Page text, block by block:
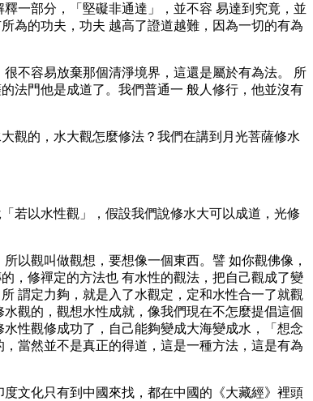
一部分，「堅礙非通達」，並不容 易達到究竟，並
為的功夫，功夫 越高了證道越難，因為一切的有為
不容易放棄那個清淨境界，這還是屬於有為法。 所
法門他是成道了。我們普通一 般人修行，他並沒有
觀的，水大觀怎麼修法？我們在講到月光菩薩修水
若以水性觀」，假設我們說修水大可以成道，光修
以觀叫做觀想，要想像一個東西。譬 如你觀佛像，
，修禪定的方法也 有水性的觀法，把自己觀成了變
謂定力夠，就是入了水觀定，定和水性合一了就觀
觀的，觀想水性成就，像我們現在不怎麼提倡這個
性觀修成功了，自己能夠變成大海變成水，「想念
當然並不是真正的得道，這是一種方法，這是有為
文化只有到中國來找，都在中國的《大藏經》裡頭